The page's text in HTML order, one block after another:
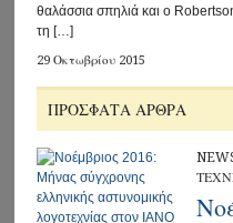
θαλάσσια σπηλιά και ο
τη […]
29 Οκτωβρίου 2015
ΠΡΌΣΦΑΤΑ ΆΡΘΡΑ